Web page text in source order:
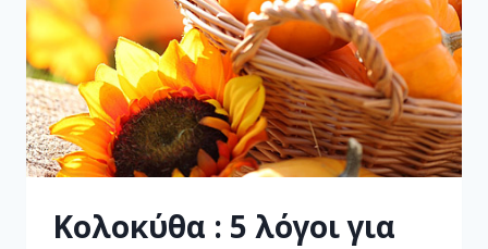
Κολοκύθα : 5 λόγοι για